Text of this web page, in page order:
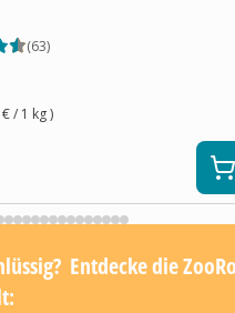
(63)
/ 1 kg)
Entdecke die